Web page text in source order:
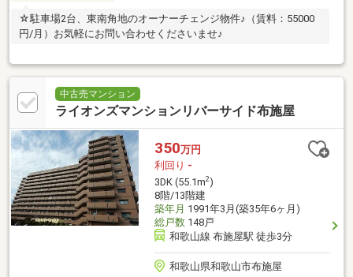
☆駐車場2台、東南角地のオーナーチェンジ物件♪（賃料：55000
円/月）お気軽にお問い合わせくださいませ♪
中古売マンション
ライオンズマンションリバーサイド布施屋
350万円
利回り -
3DK (55.1m2)
8階/13階建
築年月 1991年3月(築35年6ヶ月)
総戸数148戸
和歌山線 布施屋駅 徒歩3分
和歌山県和歌山市布施屋